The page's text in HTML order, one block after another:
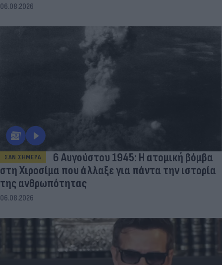
06.08.2026
ΣΑΝ ΣΗΜΕΡΑ
6 Αυγούστου 1945: Η ατομική βόμβα
στη Χιροσίμα που άλλαξε για πάντα την ιστορία
της ανθρωπότητας
06.08.2026